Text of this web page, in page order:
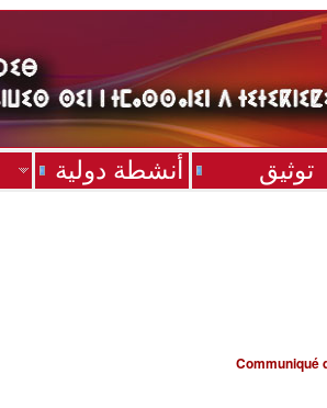
أنشطة دولية توثيق
Communiqué